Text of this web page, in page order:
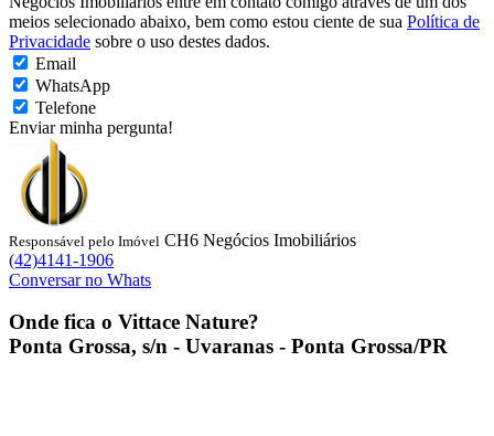
meios selecionado abaixo, bem como estou ciente de sua Política de
Privacidade sobre o uso destes dados.
Email
WhatsApp
Telefone
Enviar minha pergunta!
Responsável pelo Imóvel CH6 Negócios Imobiliários
(42)4141-1906
Conversar no Whats
Onde fica o Vittace Nature?
Ponta Grossa, s/n - Uvaranas - Ponta Grossa/PR